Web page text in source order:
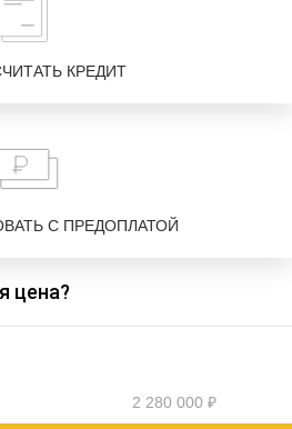
КРЕДИТ
С ПРЕДОПЛАТОЙ
цена?
2 280 000 ₽